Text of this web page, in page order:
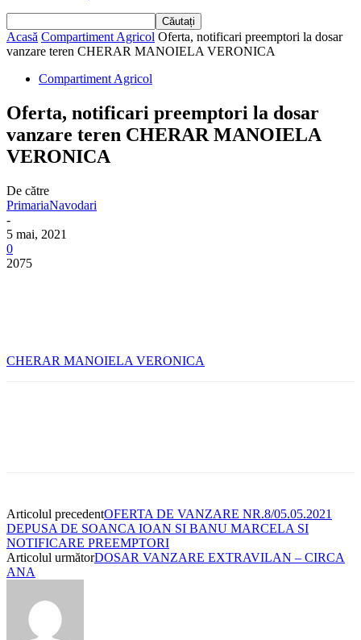
Acasă Compartiment Agricol Oferta, notificari preemptori la dosar
vanzare teren CHERAR MANOIELA VERONICA
Compartiment Agricol
Oferta, notificari preemptori la dosar
vanzare teren CHERAR MANOIELA
VERONICA
De către
PrimariaNavodari
-
5 mai, 2021
0
2075
CHERAR MANOIELA VERONICA
Articolul precedentOFERTA DE VANZARE NR.8/05.05.2021
DEPUSA DE SOANCA IOAN SI BANU MARCELA SI
NOTIFICARE PREEMPTORI
Articolul următorDOSAR VANZARE EXTRAVILAN – CIRCA
ANA